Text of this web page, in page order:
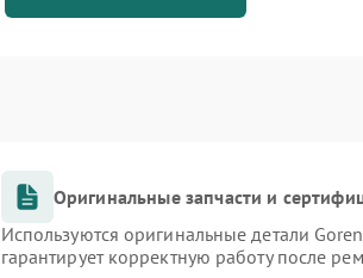
Оригинальные запчасти и
Используются оригинальные детали
гарантирует корректную работу после